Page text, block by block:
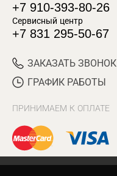
+7 910-393-80-26
Сервисный центр
+7 831 295-50-67
ЗАКАЗАТЬ ЗВОНОК
ГРАФИК РАБОТЫ
ПРИНИМАЕМ К ОПЛАТЕ